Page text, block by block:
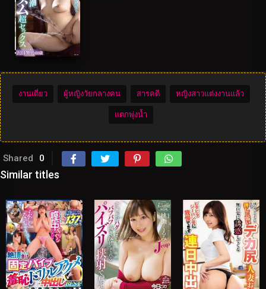
งานเดี่ยว ผู้หญิงวัยกลางคน สารคดี หญิงสาวแต่งงานแล้ว
แตกพุ่งน้ำ
Shared 0
Similar titles